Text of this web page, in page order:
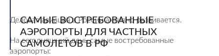
САМЫЕ ВОСТРЕБОВАННЫЕ
АЭРОПОРТЫ ДЛЯ ЧАСТНЫХ
САМОЛЕТОВ В РФ
Деловая авиация в России активно развивается.
На сегодняшний день самые востребованные
аэропорты: